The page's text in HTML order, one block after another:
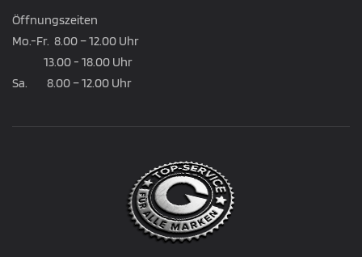
Öffnungszeiten
Mo.-Fr. 8.00 – 12.00 Uhr
13.00 - 18.00 Uhr
Sa. 8.00 – 12.00 Uhr